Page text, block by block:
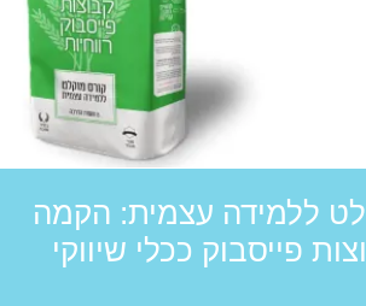
ללמידה עצמית: הקמה
פייסבוק ככלי שיווקי